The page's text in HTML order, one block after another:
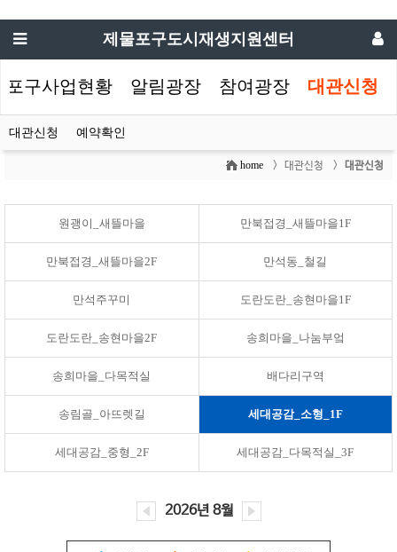
제물포구도시재생지원센터
포구사업현황 알림광장 참여광장 대관신청
대관신청 예약확인
home > 대관신청 > 대관신청
원괭이_새뜰마을 만북접경_새뜰마을1F
만북접경_새뜰마을2F 만석동_철길
만석주꾸미 도란도란_송현마을1F
도란도란_송현마을2F 송희마을_나눔부엌
송희마을_다목적실 배다리구역
송림골_아뜨렛길 세대공감_소형_1F
세대공감_중형_2F 세대공감_다목적실_3F
2026년 8월